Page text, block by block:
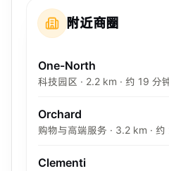
附近商圈
One-North
科技园区 · 2.2 km · 约 19 分
Orchard
购物与高端服务 · 3.2 km ·
Clementi